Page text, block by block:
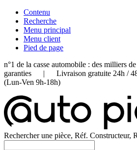
Contenu
Recherche
Menu principal
Menu client
Pied de page
n°1 de la casse automobile : des milliers
garanties | Livraison gratuite 24h
(Lun-Ven 9h-18h)
Rechercher une pièce, Réf. Constructeur,